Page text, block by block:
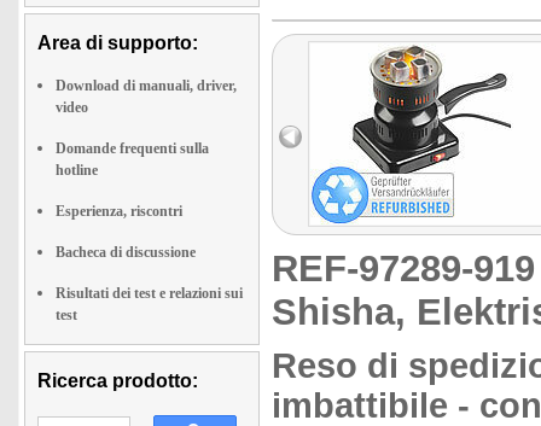
Area di supporto:
Download di manuali, driver,
video
Domande frequenti sulla
hotline
Esperienza, riscontri
Bacheca di discussione
Risultati dei test e relazioni sui
test
Ricerca prodotto:
REF-97289-
Shisha,
Reso di
imbattibile -